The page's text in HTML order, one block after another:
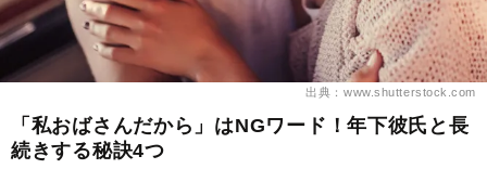
出典：www.shutterstock.com
「私おばさんだから」はNGワード！年下彼氏と長
続きする秘訣4つ